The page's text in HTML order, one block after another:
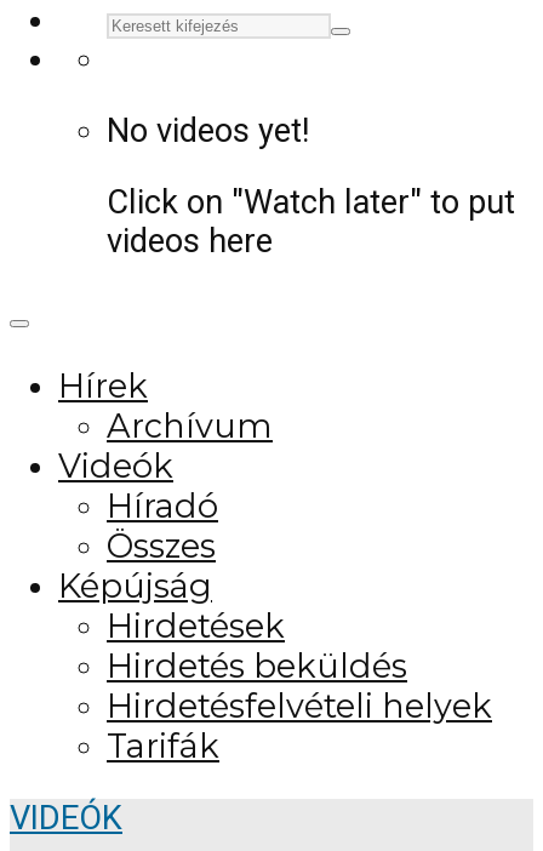
No videos yet!
Click on "Watch later" to put
videos here
Hírek
Archívum
Videók
Híradó
Összes
Képújság
Hirdetések
Hirdetés beküldés
Hirdetésfelvételi helyek
Tarifák
VIDEÓK